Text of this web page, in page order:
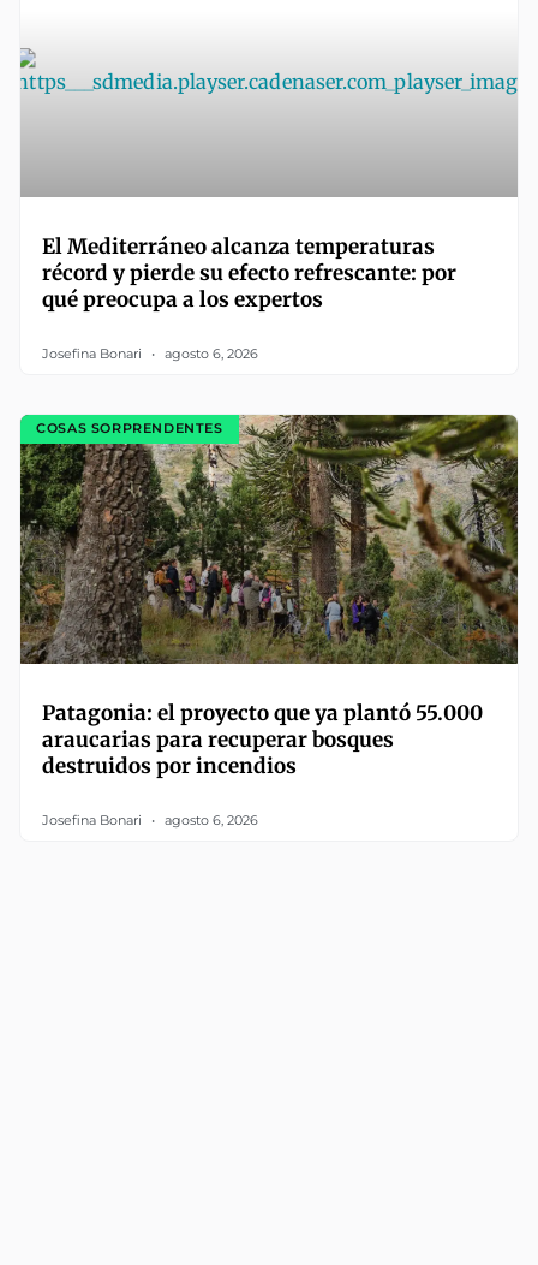
El Mediterráneo alcanza temperaturas
récord y pierde su efecto refrescante: por
qué preocupa a los expertos
Josefina Bonari agosto 6, 2026
COSAS SORPRENDENTES
Patagonia: el proyecto que ya plantó 55.000
araucarias para recuperar bosques
destruidos por incendios
Josefina Bonari agosto 6, 2026